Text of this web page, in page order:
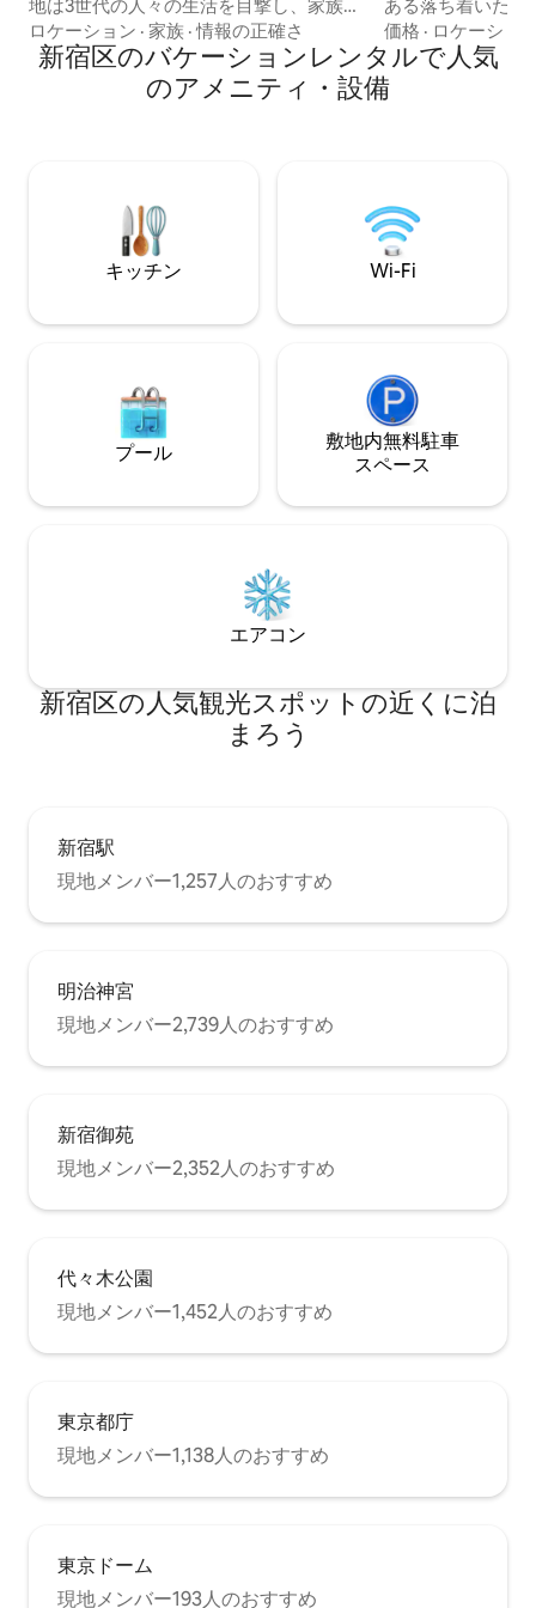
地は3世代の人々の生活を目撃し、家族の
温かさと思い出を受け継いでいます。
「璞 · 時光交響」へようこそ。私たちと一
緒に時の美しさを味わい、時の流れを感
じ、忘れられない旅を始めましょう！ 宿
活気を感じることができると同時に、貴
重な静かな空間も持つことができます。
★ 交通の便がとても良い 地下鉄東新宿駅
まで徒歩わずか4分で、東京の主要な人気
便利です。 周辺の生活体験 ここでは旅行
ートル 地元の人々に人気のあるネット有
名人ベーカリーで、毎日焼きたての和風
パンを味わうことができます。 ☕ 徒歩20
メートル 人気の日本のバリスタコーヒー
コーヒー文化を体験しましょう。 🍶 徒歩
ストア。24時間体制で日常のニーズにお
分で行ける場所： 新宿歌舞伎町 さまざま
な特色のあるレストランやカフェ コンビ
分で行ける場所： 伊勢丹新宿店 ドン・キ
ホーテ新宿店 コリアンタウン（新大久
保） 花園神社 新宿ゴールデン街
ロケーション · 家族 ·情報の正確さ
ある落ち着いた文
ら徒歩1分（エレ
の好立地にあり、
草など主要観光地
スできます。 2025年に建てられたこの建
美しい檜風呂を備
じる滞在を体験で
カウンターや家具
たを非日常へと誘います。
い長期滞在にも対応。 観光の拠
時間をお過ごしください。
徒歩1分（EV出口
最大8名様宿泊可
スペース、贅沢な
ーム -IH、調理器
Wi-Fi、エアコン
価格 · ロケーショ
新宿区のバケーションレンタルで人気
のアメニティ・設備
キッチン Wi-Fi
プール
敷地内無料駐⁠車
ス⁠ペ⁠ー⁠ス
エアコン
新宿区の人気観光スポットの近くに泊
まろう
新宿駅
現地メンバー1,257人のおすすめ
明治神宮
現地メンバー2,739人のおすすめ
新宿御苑
現地メンバー2,352人のおすすめ
代々木公園
現地メンバー1,452人のおすすめ
東京都庁
現地メンバー1,138人のおすすめ
東京ドーム
現地メンバー193人のおすすめ